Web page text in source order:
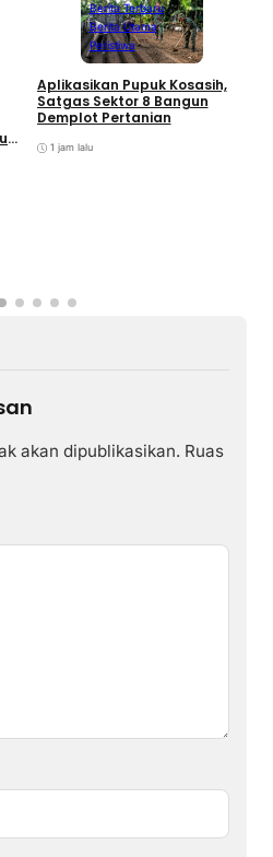
Berita Terbaru
Berita Utama
Peristiwa
Aplikasikan Pupuk Kosasih,
Satgas Sektor 8 Bangun
Demplot Pertanian
1 jam lalu
akan dipublikasikan. Ruas